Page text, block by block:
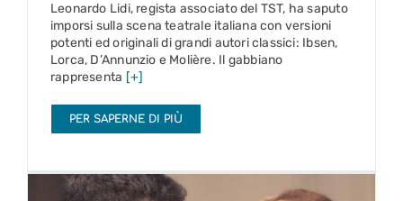
Leonardo Lidi, regista associato del TST, ha saputo
imporsi sulla scena teatrale italiana con versioni
potenti ed originali di grandi autori classici: Ibsen,
Lorca, D’Annunzio e Molière. Il gabbiano
rappresenta [+]
PER SAPERNE DI PIÙ